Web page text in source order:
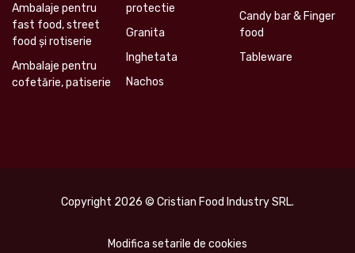
Ambalaje pentru
fast food, street
food și rotiserie
Ambalaje pentru
cofetărie, patiserie
protectie
Granita
Inghetata
Nachos
Candy bar & Finger
food
Tableware
Copyright 2026 © Cristian Food Industry SRL.
Modifica setarile de cookies